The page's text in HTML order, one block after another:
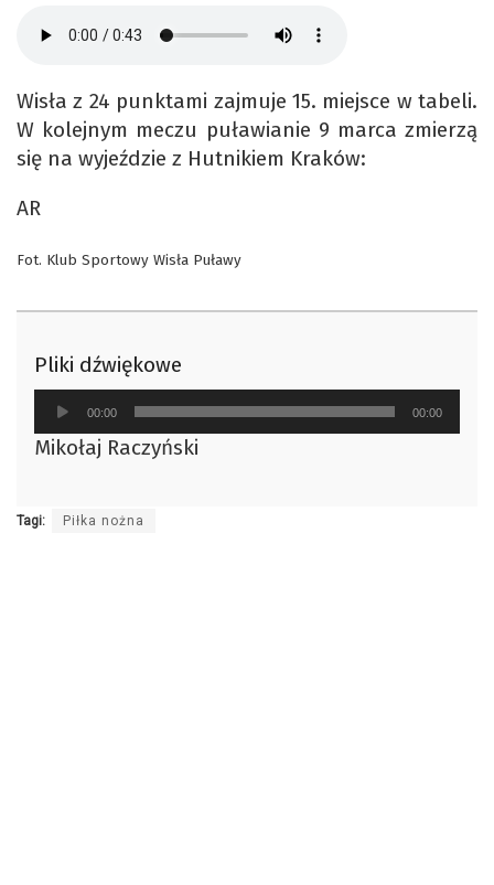
Wisła z 24 punktami zajmuje 15. miejsce w tabeli.
W kolejnym meczu puławianie 9 marca zmierzą
się na wyjeździe z Hutnikiem Kraków:
AR
Fot. Klub Sportowy Wisła Puławy
Pliki dźwiękowe
Odtwarzacz
plików
dźwiękowych
00:00 00:00
Mikołaj Raczyński
Tagi: Piłka nożna